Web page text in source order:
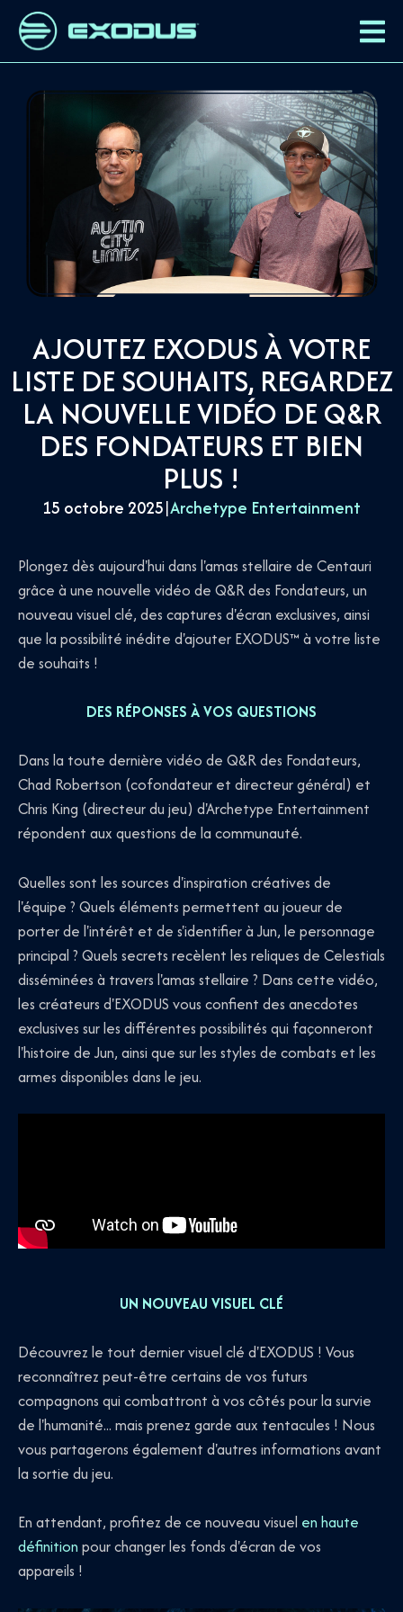
AJOUTEZ EXODUS À VOTRE
LISTE DE SOUHAITS, REGARDEZ
LA NOUVELLE VIDÉO DE Q&R
DES FONDATEURS ET BIEN
PLUS !
15 octobre 2025|Archetype Entertainment
Plongez dès aujourd'hui dans l'amas stellaire de Centauri
grâce à une nouvelle vidéo de Q&R des Fondateurs, un
nouveau visuel clé, des captures d'écran exclusives, ainsi
que la possibilité inédite d'ajouter EXODUS™ à votre liste
de souhaits !
DES RÉPONSES À VOS QUESTIONS
Dans la toute dernière vidéo de Q&R des Fondateurs,
Chad Robertson (cofondateur et directeur général) et
Chris King (directeur du jeu) d'Archetype Entertainment
répondent aux questions de la communauté.
Quelles sont les sources d'inspiration créatives de
l'équipe ? Quels éléments permettent au joueur de
porter de l'intérêt et de s'identifier à Jun, le personnage
principal ? Quels secrets recèlent les reliques de Celestials
disséminées à travers l'amas stellaire ? Dans cette vidéo,
les créateurs d'EXODUS vous confient des anecdotes
exclusives sur les différentes possibilités qui façonneront
l'histoire de Jun, ainsi que sur les styles de combats et les
armes disponibles dans le jeu.
UN NOUVEAU VISUEL CLÉ
Découvrez le tout dernier visuel clé d'EXODUS ! Vous
reconnaîtrez peut-être certains de vos futurs
compagnons qui combattront à vos côtés pour la survie
de l'humanité... mais prenez garde aux tentacules ! Nous
vous partagerons également d'autres informations avant
la sortie du jeu.
En attendant, profitez de ce nouveau visuel en haute
définition pour changer les fonds d'écran de vos
appareils !